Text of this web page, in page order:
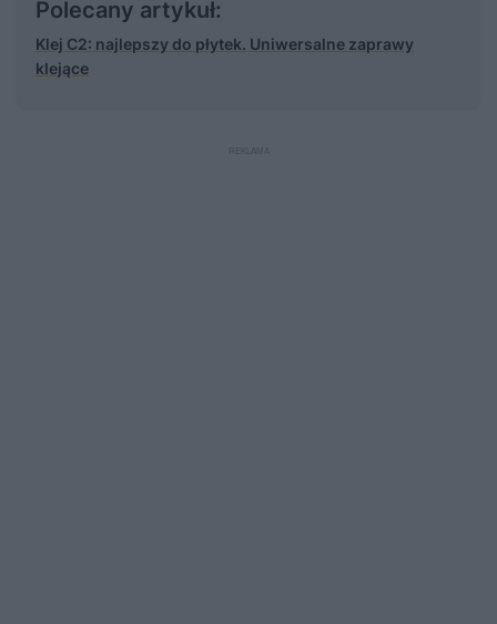
Polecany artykuł:
Klej C2: najlepszy do płytek. Uniwersalne zaprawy
klejące